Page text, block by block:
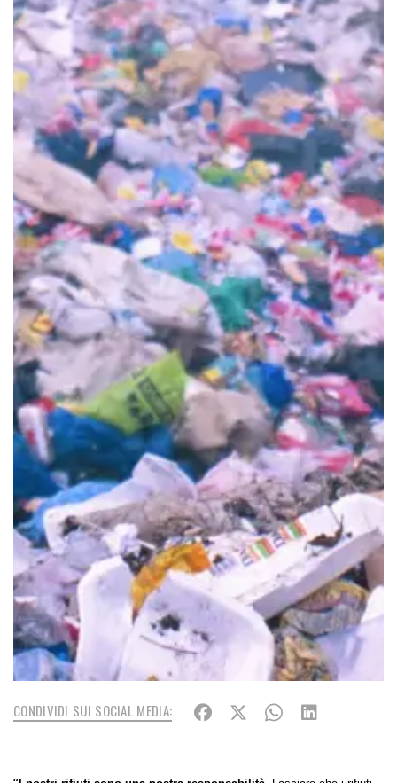
CONDIVIDI SUI SOCIAL MEDIA: